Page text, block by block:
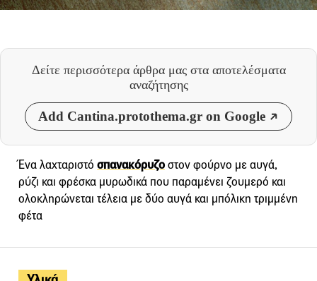
Δείτε περισσότερα άρθρα μας στα αποτελέσματα
αναζήτησης
Add Cantina.protothema.gr on Google
Ένα λαχταριστό σπανακόρυζοστον φούρνο με αυγά,
ρύζι και φρέσκα μυρωδικά που παραμένει ζουμερό και
ολοκληρώνεται τέλεια με δύο αυγά και μπόλικη τριμμένη
φέτα